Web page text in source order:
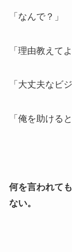
「なんで？」
「理由教えてよ
「大丈夫なビ
「俺を助ける
何を言われて
ない。